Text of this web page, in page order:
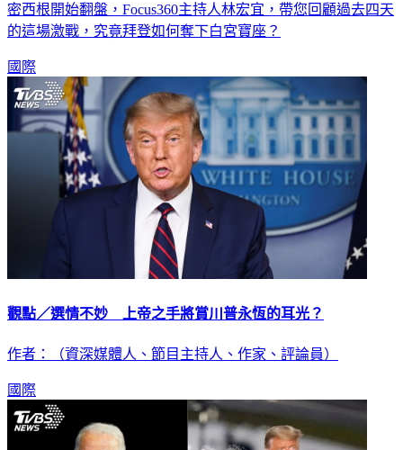
密西根開始翻盤，Focus360主持人林宏宜，帶您回顧過去四天
的這場激戰，究竟拜登如何奪下白宮寶座？
國際
觀點／選情不妙 上帝之手將賞川普永恆的耳光？
作者：（資深媒體人、節目主持人、作家、評論員）
國際